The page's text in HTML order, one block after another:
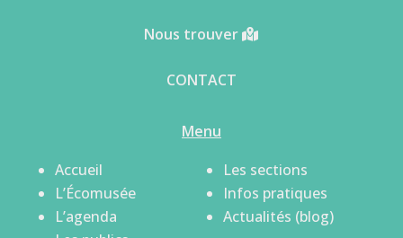
Nous trouver
CONTACT
Menu
Accueil
L’Écomusée
L’agenda
Les sections
Infos pratiques
Actualités (blog)